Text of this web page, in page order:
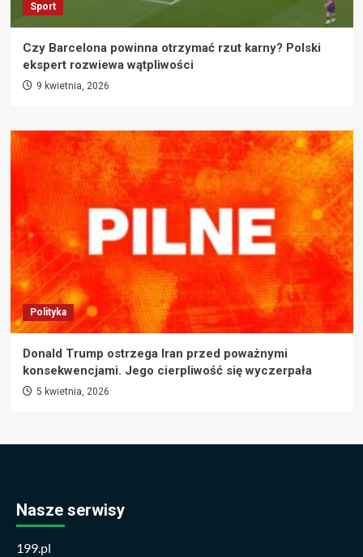
Sport
Czy Barcelona powinna otrzymać rzut karny? Polski
ekspert rozwiewa wątpliwości
9 kwietnia, 2026
Polityka
Donald Trump ostrzega Iran przed poważnymi
konsekwencjami. Jego cierpliwość się wyczerpała
5 kwietnia, 2026
Nasze serwisy
199.pl